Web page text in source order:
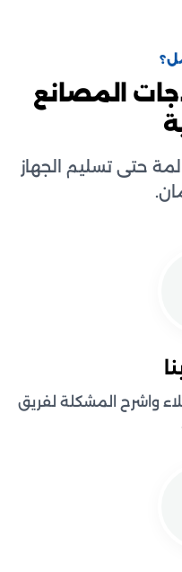
المصانع
حتى تسليم الجهاز
واشرح المشكلة لفريق